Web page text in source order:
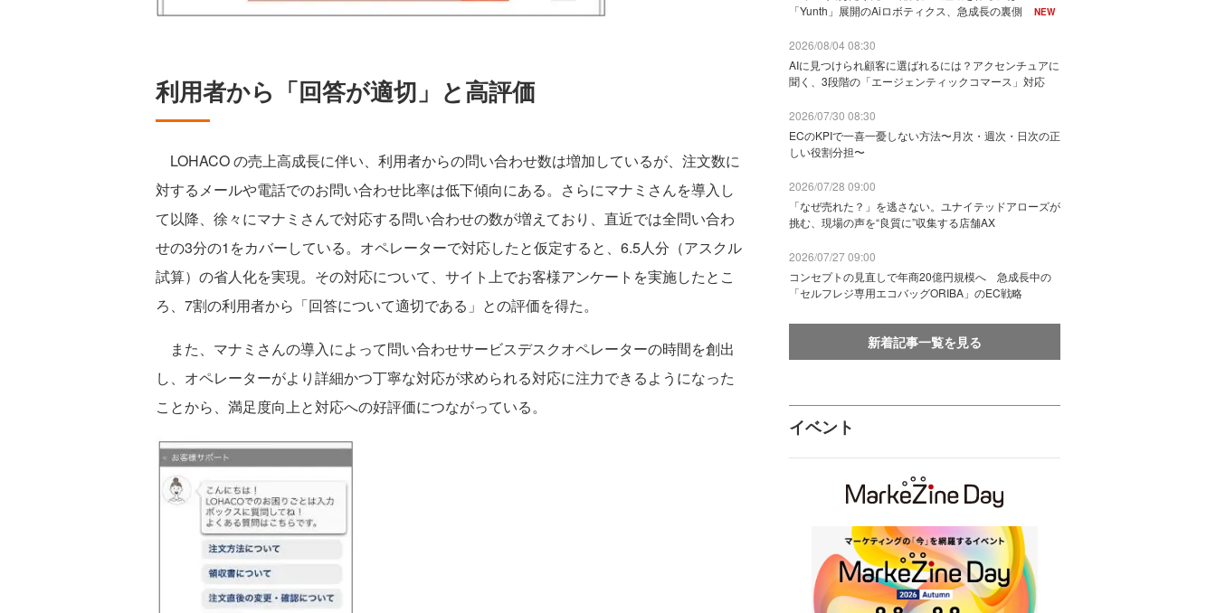
利用者から「回答が適切」と高評価
LOHACO の売上高成長に伴い、利用者からの問い合わせ数は増加しているが、注文数に
対するメールや電話でのお問い合わせ比率は低下傾向にある。さらにマナミさんを導入し
て以降、徐々にマナミさんで対応する問い合わせの数が増えており、直近では全問い合わ
せの3分の1をカバーしている。オペレーターで対応したと仮定すると、6.5人分（アスクル
試算）の省人化を実現。その対応について、サイト上でお客様アンケートを実施したとこ
ろ、7割の利用者から「回答について適切である」との評価を得た。
また、マナミさんの導入によって問い合わせサービスデスクオペレーターの時間を創出
し、オペレーターがより詳細かつ丁寧な対応が求められる対応に注力できるようになった
ことから、満足度向上と対応への好評価につながっている。
「Yunth」展開のAiロボティクス、急成長の裏側
NEW
2026/08/04 08:30
AIに見つけられ顧客に選ばれるには？アクセンチュアに
聞く、3段階の「エージェンティックコマース」対応
2026/07/30 08:30
ECのKPIで一喜一憂しない方法〜月次・週次・日次の正
しい役割分担〜
2026/07/28 09:00
「なぜ売れた？」を逃さない。ユナイテッドアローズが
挑む、現場の声を“良質に”収集する店舗AX
2026/07/27 09:00
コンセプトの見直しで年商20億円規模へ 急成長中の
「セルフレジ専用エコバッグORIBA」のEC戦略
新着記事一覧を見る
イベント